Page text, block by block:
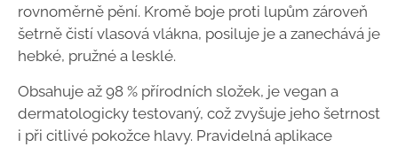
rovnoměrně pění. Kromě boje proti lupům zároveň
šetrně čistí vlasová vlákna, posiluje je a zanechává je
hebké, pružné a lesklé.
Obsahuje až 98 % přírodních složek, je vegan a
dermatologicky testovaný, což zvyšuje jeho šetrnost
i při citlivé pokožce hlavy. Pravidelná aplikace